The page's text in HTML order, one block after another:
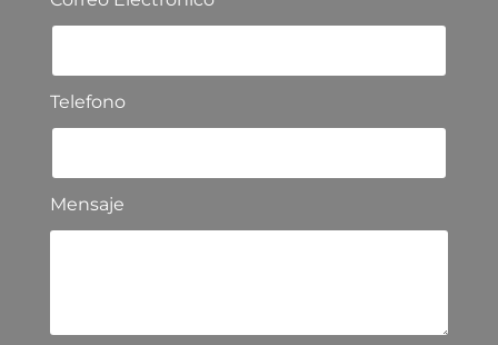
Telefono
Mensaje